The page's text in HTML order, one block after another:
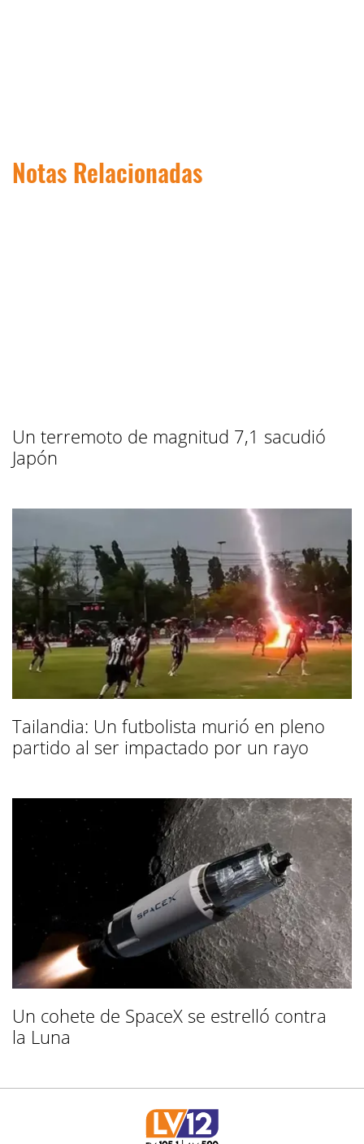
Notas Relacionadas
Un terremoto de magnitud 7,1 sacudió
Japón
Tailandia: Un futbolista murió en pleno
partido al ser impactado por un rayo
Un cohete de SpaceX se estrelló contra
la Luna